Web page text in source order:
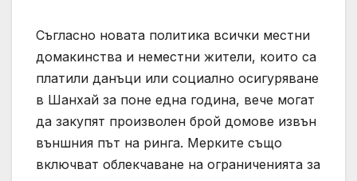
Съгласно новата политика всички местни
домакинства и неместни жители, които са
платили данъци или социално осигуряване
в Шанхай за поне една година, вече могат
да закупят произволен брой домове извън
външния път на ринга. Мерките също
включват облекчаване на ограниченията за